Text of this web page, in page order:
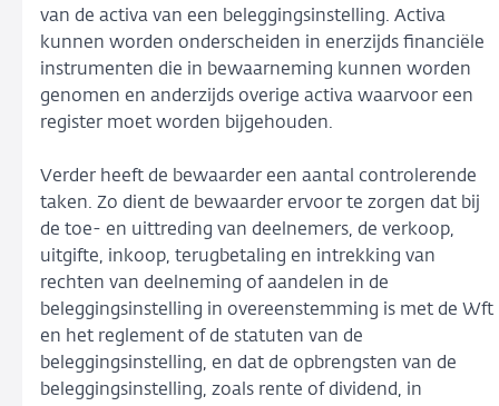
van de activa van een beleggingsinstelling. Activa
kunnen worden onderscheiden in enerzijds financiële
instrumenten die in bewaarneming kunnen worden
genomen en anderzijds overige activa waarvoor een
register moet worden bijgehouden.
Verder heeft de bewaarder een aantal controlerende
taken. Zo dient de bewaarder ervoor te zorgen dat bij
de toe- en uittreding van deelnemers, de verkoop,
uitgifte, inkoop, terugbetaling en intrekking van
rechten van deelneming of aandelen in de
beleggingsinstelling in overeenstemming is met de Wft
en het reglement of de statuten van de
beleggingsinstelling, en dat de opbrengsten van de
beleggingsinstelling, zoals rente of dividend, in